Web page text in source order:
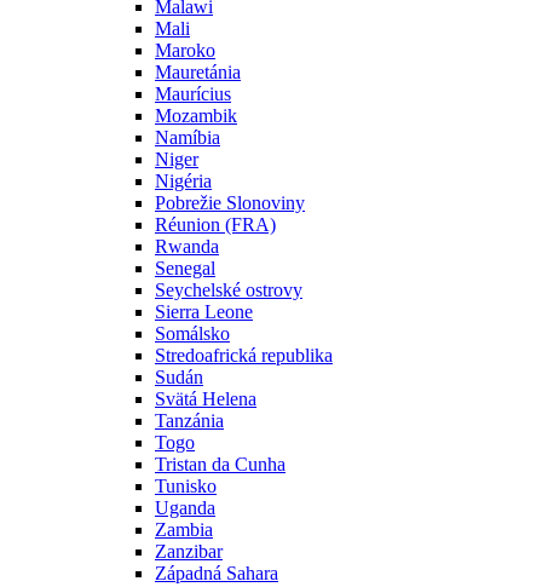
Malawi
Mali
Maroko
Mauretánia
Maurícius
Mozambik
Namíbia
Niger
Nigéria
Pobrežie Slonoviny
Réunion (FRA)
Rwanda
Senegal
Seychelské ostrovy
Sierra Leone
Somálsko
Stredoafrická republika
Sudán
Svätá Helena
Tanzánia
Togo
Tristan da Cunha
Tunisko
Uganda
Zambia
Zanzibar
Západná Sahara